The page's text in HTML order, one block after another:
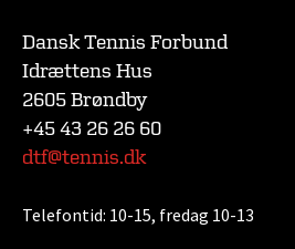
Dansk Tennis Forbund
Idrættens Hus
2605 Brøndby
+45 43 26 26 60
dtf@tennis.dk
Telefontid: 10-15, fredag 10-13